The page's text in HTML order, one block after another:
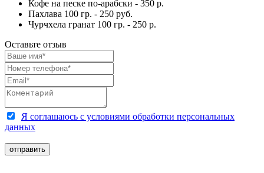
Кофе на песке по-арабски - 350 р.
Пахлава 100 гр. - 250 руб.
Чурчхела гранат 100 гр. - 250 р.
Оставьте отзыв
Я соглашаюсь с условиями обработки персональных
данных